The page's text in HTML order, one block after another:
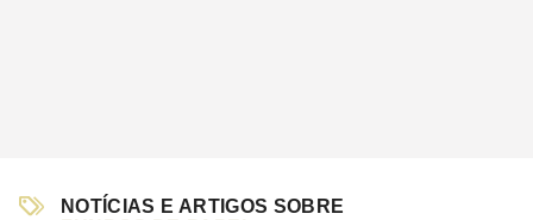
NOTÍCIAS E ARTIGOS SOBRE